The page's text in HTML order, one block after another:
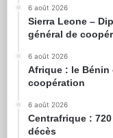
6 août 2026
Sierra Leone –
général de
6 août 2026
Afrique : le Bénin
coopération
6 août 2026
Centrafrique :
décès